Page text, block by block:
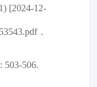
[2024-12-
．
503-506.